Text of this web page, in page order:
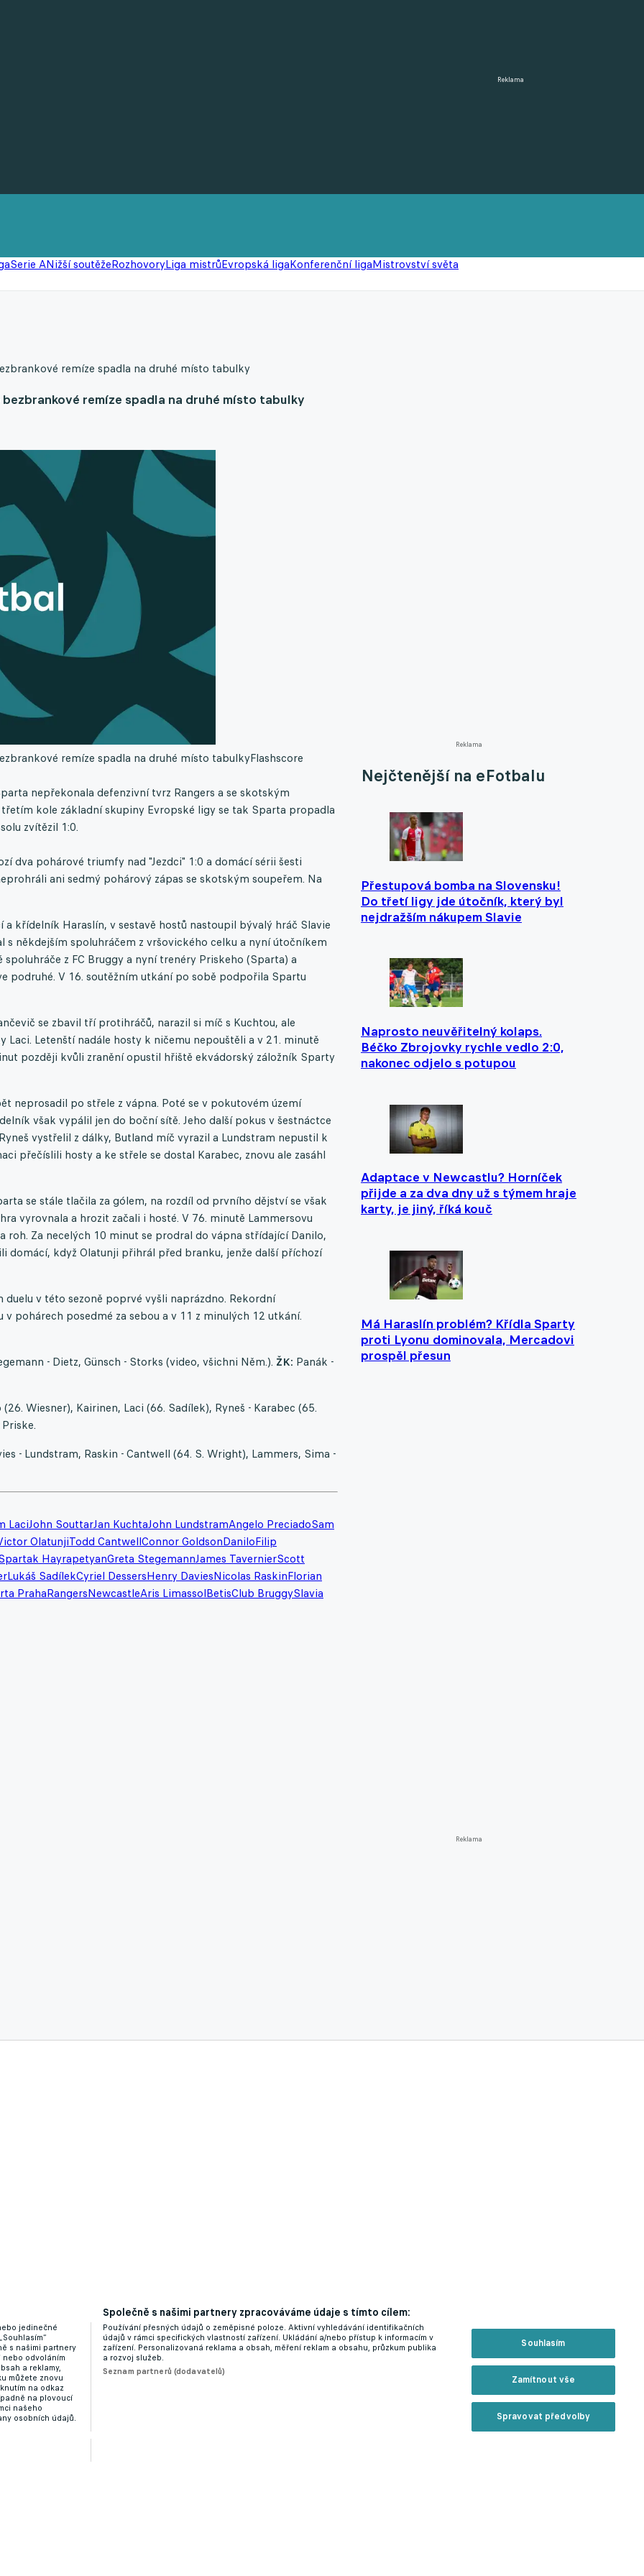
Reklama
Serie ANižší soutěžeRozhovoryLiga mistrůEvropská ligaKonferenční ligaMistrovství světa
Reklama
Nejčtenější na eFotbalu
Přestupová bomba na Slovensku!
Do třetí ligy jde útočník, který byl
nejdražším nákupem Slavie
Naprosto neuvěřitelný kolaps.
Béčko Zbrojovky rychle vedlo 2:0,
nakonec odjelo s potupou
Adaptace v Newcastlu? Horníček
přijde a za dva dny už s týmem hraje
karty, je jiný, říká kouč
Má Haraslín problém? Křídla Sparty
proti Lyonu dominovala, Mercadovi
prospěl přesun
Reklama
remíze spadla na druhé místo tabulky
remíze spadla na druhé místo tabulky
remíze spadla na druhé místo tabulkyFlashscore
nepřekonala defenzivní tvrz Rangers a se skotským
kole základní skupiny Evropské ligy se tak Sparta propadla
zvítězil 1:0.
dva pohárové triumfy nad "Jezdci" 1:0 a domácí sérii šesti
ani sedmý pohárový zápas se skotským soupeřem. Na
křídelník Haraslín, v sestavě hostů nastoupil bývalý hráč Slavie
s někdejším spoluhráčem z vršovického celku a nyní útočníkem
z FC Bruggy a nyní trenéry Priskeho (Sparta) a
podruhé. V 16. soutěžním utkání po sobě podpořila Spartu
se zbavil tří protihráčů, narazil si míč s Kuchtou, ale
Letenští nadále hosty k ničemu nepouštěli a v 21. minutě
později kvůli zranění opustil hřiště ekvádorský záložník Sparty
neprosadil po střele z vápna. Poté se v pokutovém území
však vypálil jen do boční sítě. Jeho další pokus v šestnáctce
vystřelil z dálky, Butland míč vyrazil a Lundstram nepustil k
přečíslili hosty a ke střele se dostal Karabec, znovu ale zasáhl
se stále tlačila za gólem, na rozdíl od prvního dějství se však
vyrovnala a hrozit začali i hosté. V 76. minutě Lammersovu
roh. Za necelých 10 minut se prodral do vápna střídající Danilo,
domácí, když Olatunji přihrál před branku, jenže další příchozí
v této sezoně poprvé vyšli naprázdno. Rekordní
pohárech posedmé za sebou a v 11 z minulých 12 utkání.
- Dietz, Günsch - Storks (video, všichni Něm.). ŽK: Panák -
Wiesner), Kairinen, Laci (66. Sadílek), Ryneš - Karabec (65.
- Lundstram, Raskin - Cantwell (64. S. Wright), Lammers, Sima -
LaciJohn SouttarJan KuchtaJohn LundstramAngelo PreciadoSam
OlatunjiTodd CantwellConnor GoldsonDaniloFilip
HayrapetyanGreta StegemannJames TavernierScott
Lukáš SadílekCyriel DessersHenry DaviesNicolas RaskinFlorian
PrahaRangersNewcastleAris LimassolBetisClub BruggySlavia
jedinečné
s našimi partnery
nebo odvoláním
a reklamy,
můžete znovu
na odkaz
na plovoucí
našeho
osobních údajů.
Společně s našimi partnery zpracováváme údaje s tímto cílem:
Používání přesných údajů o zeměpisné poloze. Aktivní vyhledávání identifikačních
údajů v rámci specifických vlastností zařízení. Ukládání a/nebo přístup k informacím v
zařízení. Personalizovaná reklama a obsah, měření reklam a obsahu, průzkum publika
a rozvoj služeb.
Seznam partnerů (dodavatelů)
Souhlasím
Zamítnout vše
Spravovat předvolby